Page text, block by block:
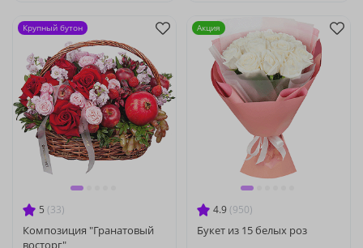
5 (33)
Композиция "Гранатовый
восторг"
Крупный бутон
4.9 (950)
Букет из 15 белых роз
Акция